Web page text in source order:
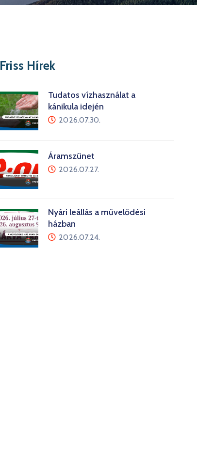
Friss Hírek
Tudatos vízhasználat a
kánikula idején
2026.07.30.
Áramszünet
2026.07.27.
Nyári leállás a művelődési
házban
2026.07.24.